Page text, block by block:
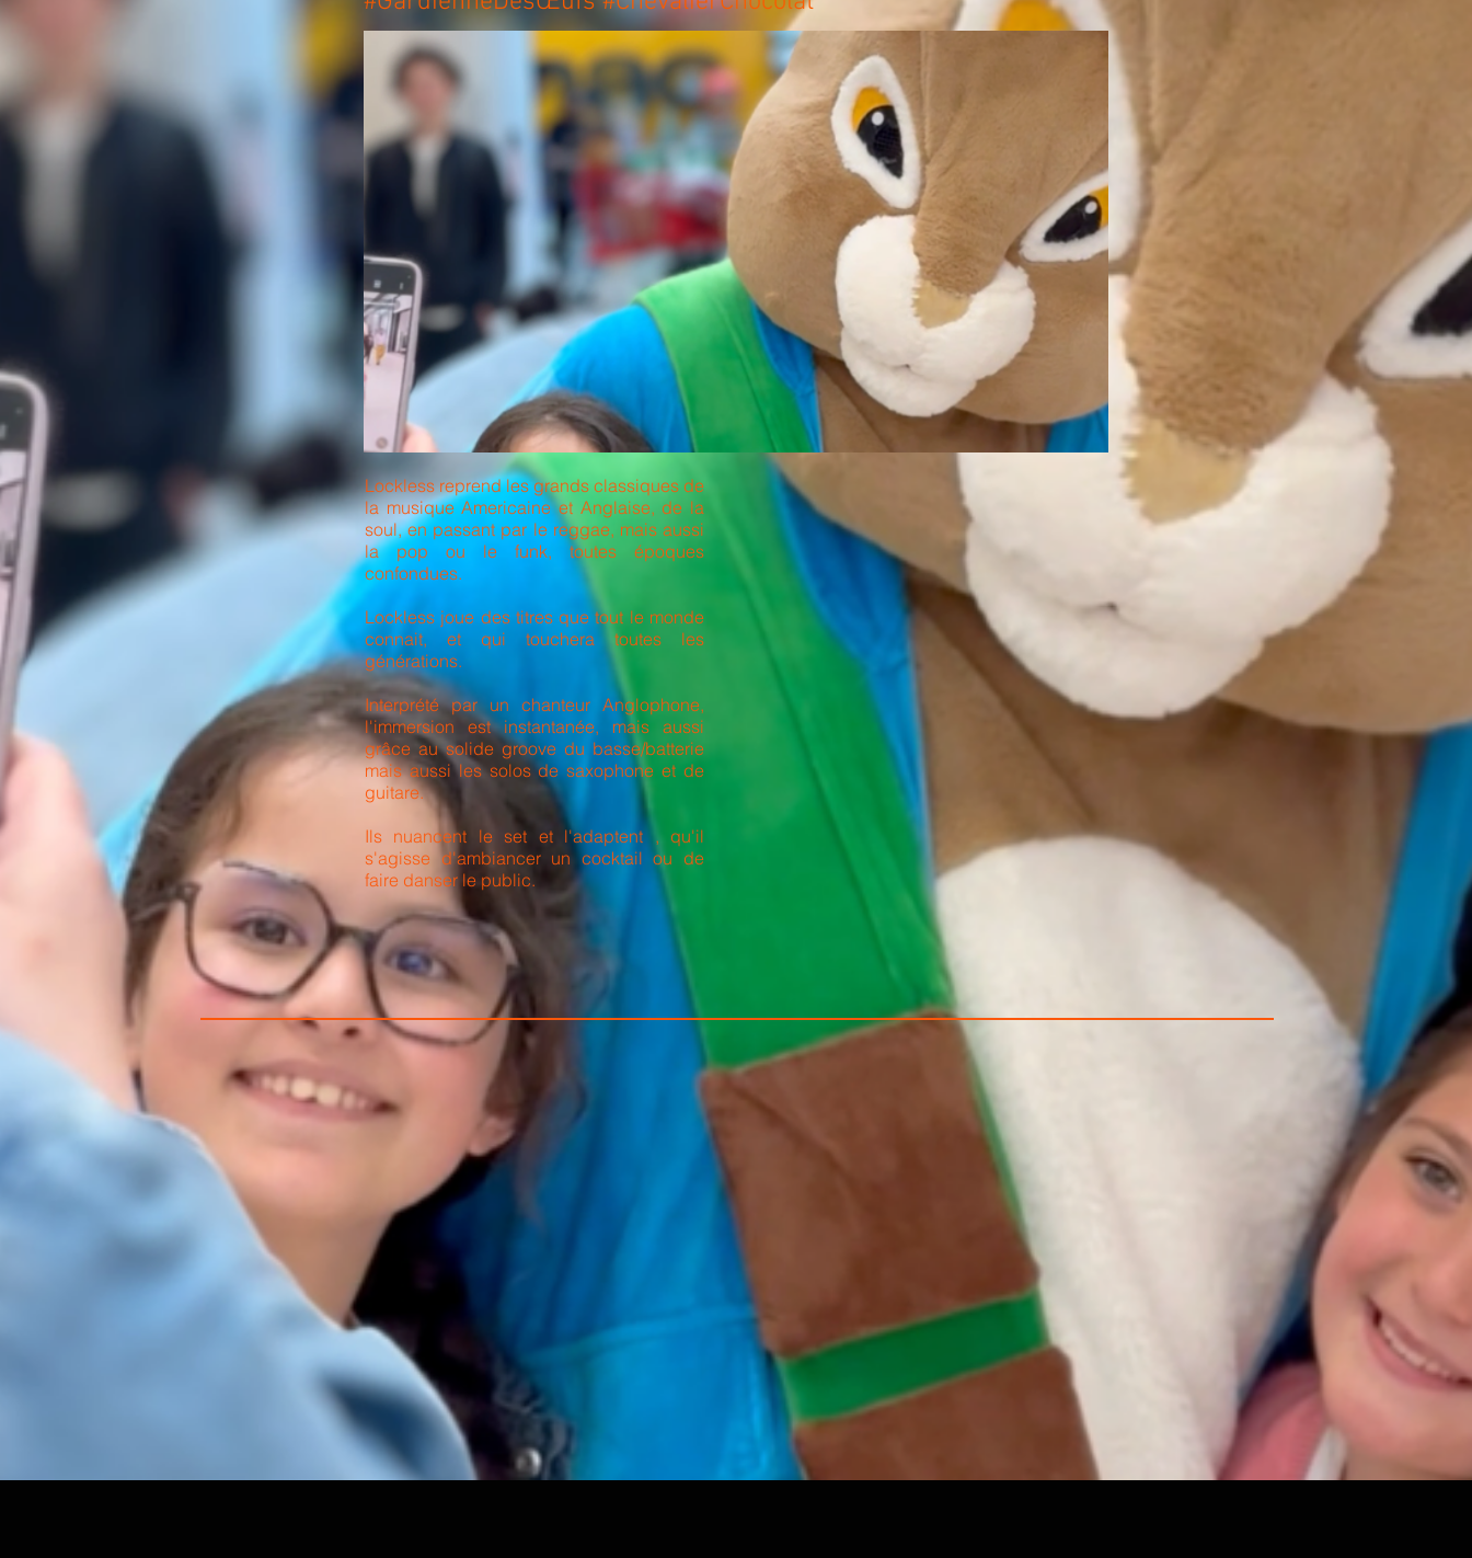
Lockless reprend les grands classiques de
la musique Americaine et Anglaise, de la
soul, en passant par le reggae, mais aussi
la pop ou le funk, toutes époques
confondues.
Lockless joue des titres que tout le monde
connait, et qui touchera toutes les
générations.
Interprété par un chanteur Anglophone,
l'immersion est instantanée, mais aussi
grâce au solide groove du basse/batterie
mais aussi les solos de saxophone et de
guitare.
Ils nuancent le set et l'adaptent , qu'il
s'agisse d'ambiancer un cocktail ou de
faire danser le public.